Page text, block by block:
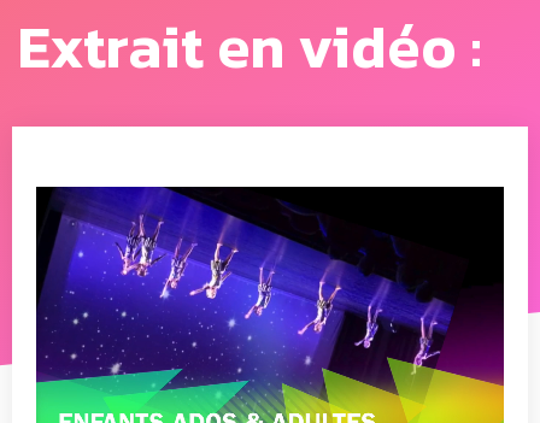
Extrait en vidéo :